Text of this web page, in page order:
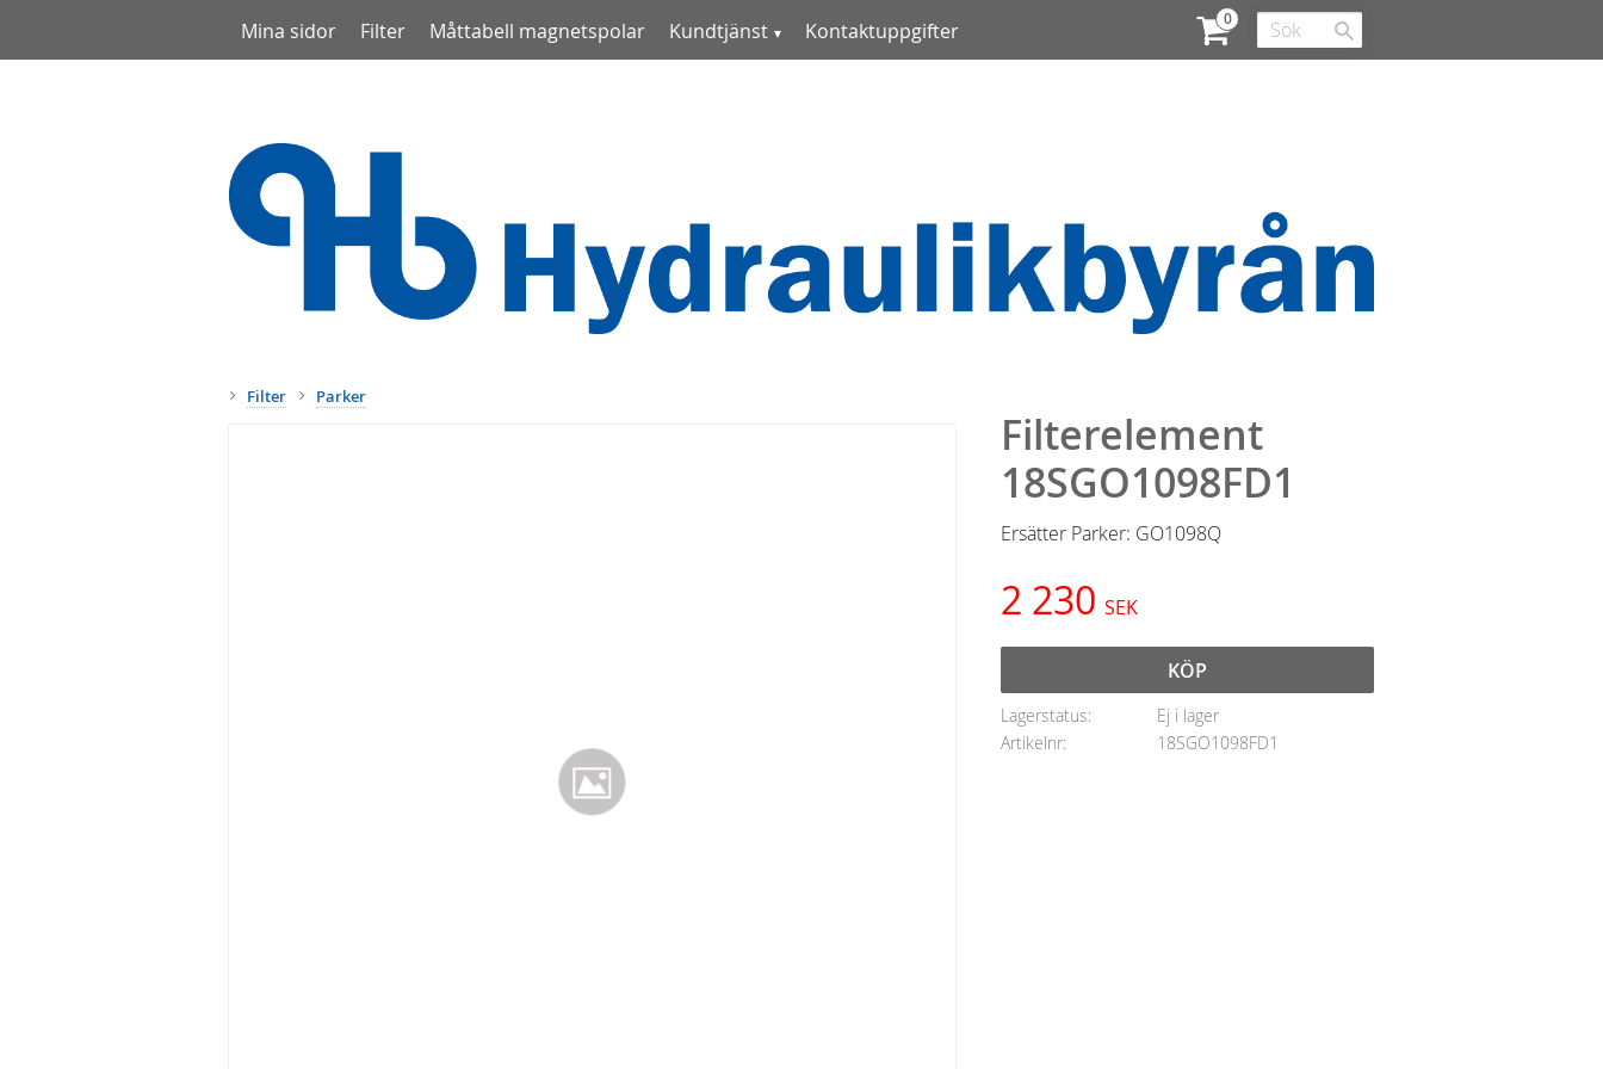
Mina sidor Filter Måttabell magnetspolar Kundtjänst Kontaktuppgifter
Filter Parker
Filterelement
18SGO1098FD1
Ersätter Parker: GO1098Q
2 230 SEK
KÖP
Lagerstatus
Ej i lager
Artikelnr
18SGO1098FD1